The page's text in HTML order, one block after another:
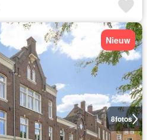
8fotos
Nieuw